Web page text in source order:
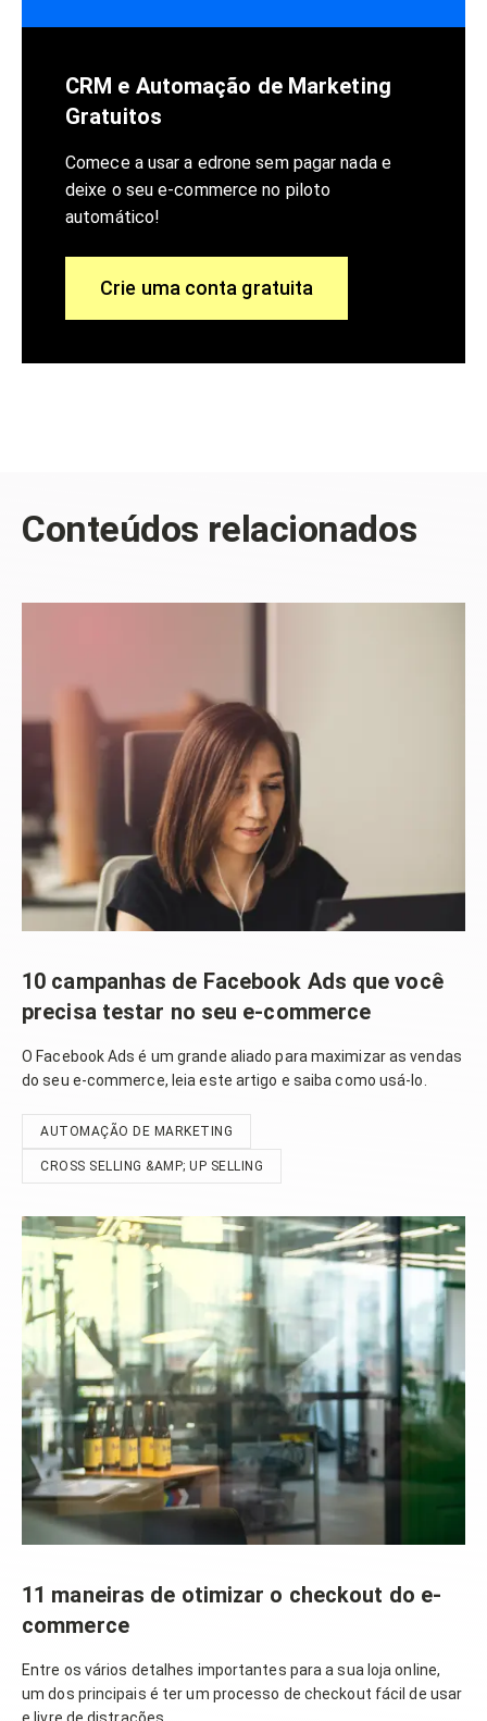
CRM e Automação de Marketing
Gratuitos
Comece a usar a edrone sem pagar nada e
deixe o seu e-commerce no piloto
automático!
Crie uma conta gratuita
Conteúdos relacionados
10 campanhas de Facebook Ads que você
precisa testar no seu e-commerce
O Facebook Ads é um grande aliado para maximizar as vendas
do seu e-commerce, leia este artigo e saiba como usá-lo.
AUTOMAÇÃO DE MARKETING
CROSS SELLING &AMP; UP SELLING
11 maneiras de otimizar o checkout do e-
commerce
Entre os vários detalhes importantes para a sua loja online,
um dos principais é ter um processo de checkout fácil de usar